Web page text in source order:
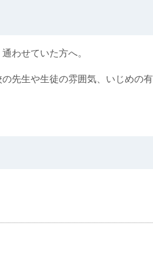
わせていた方へ。
先生や生徒の雰囲気、いじめの